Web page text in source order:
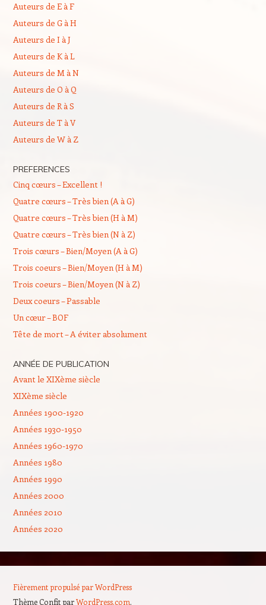
Auteurs de E à F
Auteurs de G à H
Auteurs de I à J
Auteurs de K à L
Auteurs de M à N
Auteurs de O à Q
Auteurs de R à S
Auteurs de T à V
Auteurs de W à Z
PREFERENCES
Cinq cœurs – Excellent !
Quatre cœurs – Très bien (A à G)
Quatre cœurs – Très bien (H à M)
Quatre cœurs – Très bien (N à Z)
Trois cœurs – Bien/Moyen (A à G)
Trois coeurs – Bien/Moyen (H à M)
Trois coeurs – Bien/Moyen (N à Z)
Deux coeurs – Passable
Un cœur – BOF
Tête de mort – A éviter absolument
ANNÉE DE PUBLICATION
Avant le XIXème siècle
XIXème siècle
Années 1900-1920
Années 1930-1950
Années 1960-1970
Années 1980
Années 1990
Années 2000
Années 2010
Années 2020
Fièrement propulsé par WordPress
Thème Confit parWordPress.com.